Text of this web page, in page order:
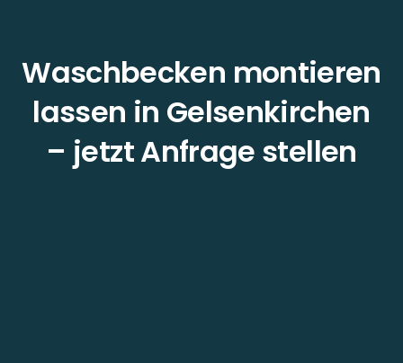
Waschbecken montieren
lassen in Gelsenkirchen
– jetzt Anfrage stellen